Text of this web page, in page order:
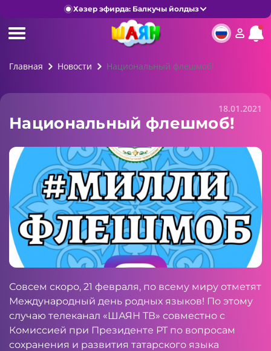
Хәзер эфирда: Балкучы йолдыз
Главная Новости Национальный флешмоб!
18.01.2021
Национальный флешмоб!
Совсем скоро, 21 февраля, по всему миру отметят
Международный день родных языков! По этому
случаю телеканал «ШАЯН ТВ» совместно с
Комиссией при Президенте РТ по вопросам
сохранения и развития татарского языка